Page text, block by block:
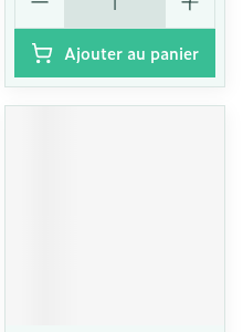
Ajouter au panier